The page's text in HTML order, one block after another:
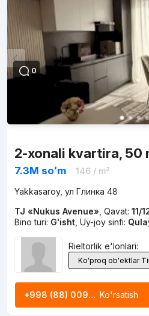
0
2-xonali kvartira, 50
7.3M soʻm 146/ m²
Yakkasaroy, ул Глинка 48
TJ «Nukus Avenue» Qavat: 11/
Bino turi: G'isht, Uy-joy sinfi:
Rieltorlik e'lonlari:
Ko'proq ob'ektlar
+998 (88) 009... Ko'rsatish